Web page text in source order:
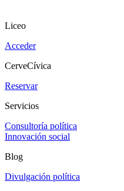
Liceo
Acceder
CerveCívica
Reservar
Servicios
Consultoría política
Innovación social
Blog
Divulgación política